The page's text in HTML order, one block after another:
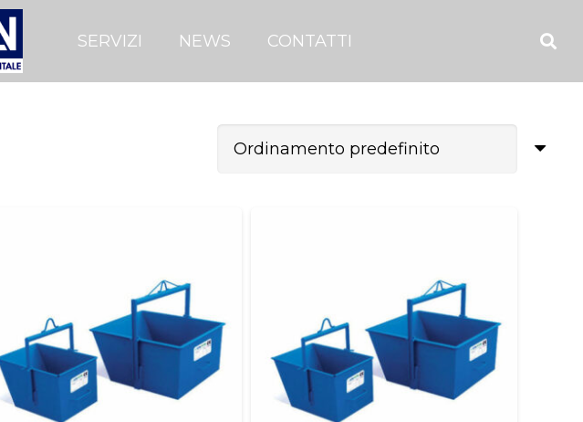
SERVIZI NEWS CONTATTI